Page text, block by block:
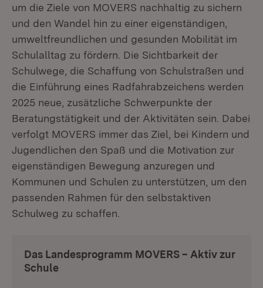
um die Ziele von MOVERS nachhaltig zu sichern
und den Wandel hin zu einer eigenständigen,
umweltfreundlichen und gesunden Mobilität im
Schulalltag zu fördern. Die Sichtbarkeit der
Schulwege, die Schaffung von Schulstraßen und
die Einführung eines Radfahrabzeichens werden
2025 neue, zusätzliche Schwerpunkte der
Beratungstätigkeit und der Aktivitäten sein. Dabei
verfolgt MOVERS immer das Ziel, bei Kindern und
Jugendlichen den Spaß und die Motivation zur
eigenständigen Bewegung anzuregen und
Kommunen und Schulen zu unterstützen, um den
passenden Rahmen für den selbstaktiven
Schulweg zu schaffen.
Das Landesprogramm MOVERS – Aktiv zur
Schule